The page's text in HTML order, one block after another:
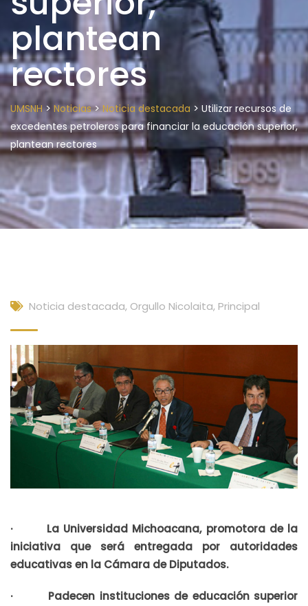
plantean
rectores
UMSNH> Noticias>Noticia destacada > Utilizar recursos de
excedentes petroleros para financiar la educación superior,
plantean rectores
Noticia destacada, Orgullo Nicolaita, Principal
· La Universidad Michoacana, promotora de la
iniciativa que será entregada por autoridades
educativas en la Cámara de Diputados.
· Padecen instituciones de educación superior